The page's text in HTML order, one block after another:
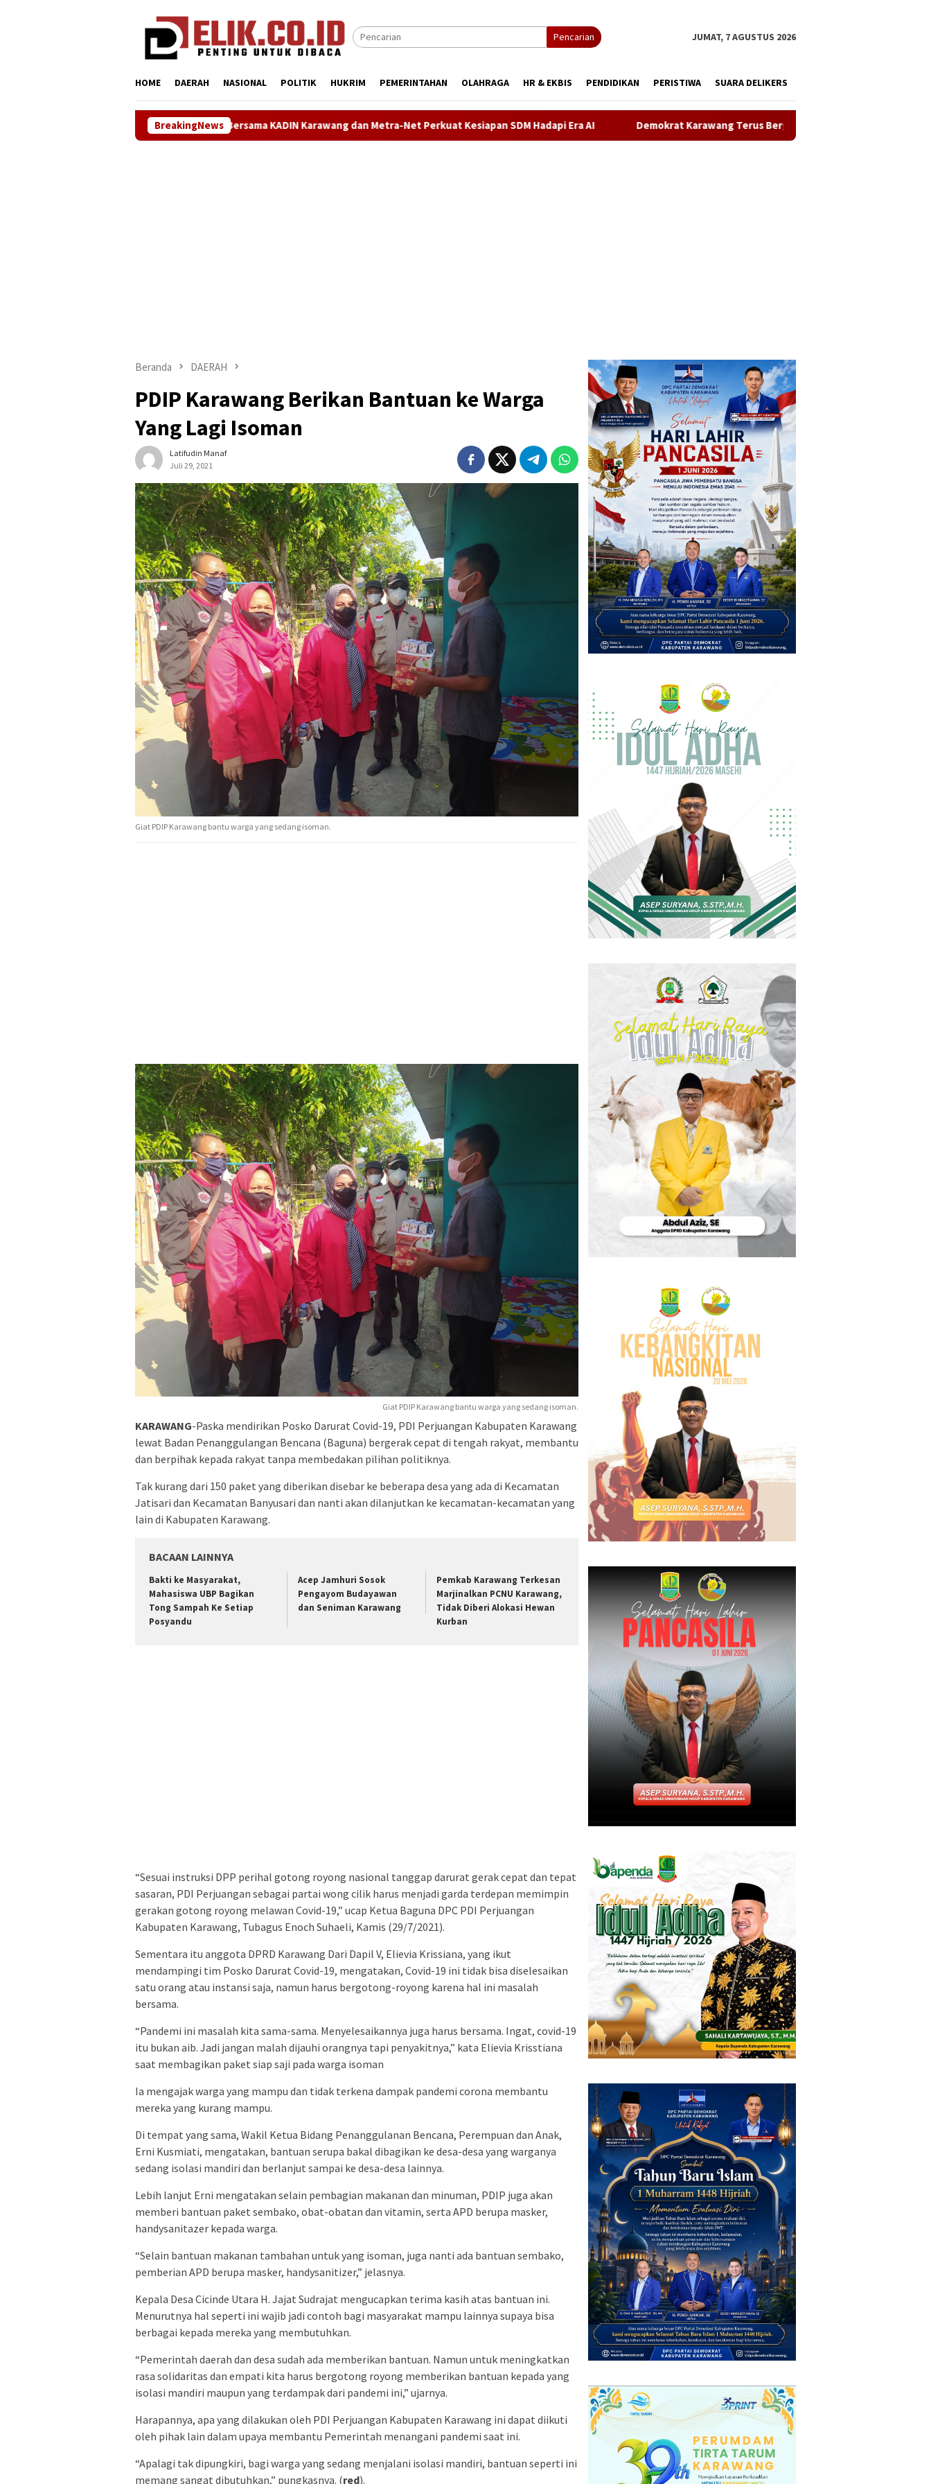
Pencarian JUMAT, 7 AGUSTUS 2026
HOME DAERAH NASIONAL POLITIK HUKRIM PEMERINTAHAN OLAHRAGA HR & EKBIS PENDIDIKAN PERISTIWA SUARA DELIKERS
BreakingNews
Sinergi ASOKA Bersama KADIN Karawang dan Metra-Net Perkuat Kesiapan SDM Hadapi Era AI Demokrat Karawang Terus Bergerak Bersihkan Lingkungan, Wujudkan Langit Biru dan
Beranda DAERAH
PDIP Karawang Berikan Bantuan ke Warga
Yang Lagi Isoman
Latifudin Manaf
Juli 29, 2021
Giat PDIP Karawang bantu warga yang sedang isoman.
Giat PDIP Karawang bantu warga yang sedang isoman.
KARAWANG-Paska mendirikan Posko Darurat Covid-19, PDI Perjuangan Kabupaten Karawang
lewat Badan Penanggulangan Bencana (Baguna) bergerak cepat di tengah rakyat, membantu
dan berpihak kepada rakyat tanpa membedakan pilihan politiknya.
Tak kurang dari 150 paket yang diberikan disebar ke beberapa desa yang ada di Kecamatan
Jatisari dan Kecamatan Banyusari dan nanti akan dilanjutkan ke kecamatan-kecamatan yang
lain di Kabupaten Karawang.
BACAAN LAINNYA
Bakti ke Masyarakat,
Mahasiswa UBP Bagikan
Tong Sampah Ke Setiap
Posyandu
Acep Jamhuri Sosok
Pengayom Budayawan
dan Seniman Karawang
Pemkab Karawang Terkesan
Marjinalkan PCNU Karawang,
Tidak Diberi Alokasi Hewan
Kurban
“Sesuai instruksi DPP perihal gotong royong nasional tanggap darurat gerak cepat dan tepat
sasaran, PDI Perjuangan sebagai partai wong cilik harus menjadi garda terdepan memimpin
gerakan gotong royong melawan Covid-19,” ucap Ketua Baguna DPC PDI Perjuangan
Kabupaten Karawang, Tubagus Enoch Suhaeli, Kamis (29/7/2021).
Sementara itu anggota DPRD Karawang Dari Dapil V, Elievia Krissiana, yang ikut
mendampingi tim Posko Darurat Covid-19, mengatakan, Covid-19 ini tidak bisa diselesaikan
satu orang atau instansi saja, namun harus bergotong-royong karena hal ini masalah
bersama.
“Pandemi ini masalah kita sama-sama. Menyelesaikannya juga harus bersama. Ingat, covid-19
itu bukan aib. Jadi jangan malah dijauhi orangnya tapi penyakitnya,” kata Elievia Krisstiana
saat membagikan paket siap saji pada warga isoman
Ia mengajak warga yang mampu dan tidak terkena dampak pandemi corona membantu
mereka yang kurang mampu.
Di tempat yang sama, Wakil Ketua Bidang Penanggulanan Bencana, Perempuan dan Anak,
Erni Kusmiati, mengatakan, bantuan serupa bakal dibagikan ke desa-desa yang warganya
sedang isolasi mandiri dan berlanjut sampai ke desa-desa lainnya.
Lebih lanjut Erni mengatakan selain pembagian makanan dan minuman, PDIP juga akan
memberi bantuan paket sembako, obat-obatan dan vitamin, serta APD berupa masker,
handysanitazer kepada warga.
“Selain bantuan makanan tambahan untuk yang isoman, juga nanti ada bantuan sembako,
pemberian APD berupa masker, handysanitizer,” jelasnya.
Kepala Desa Cicinde Utara H. Jajat Sudrajat mengucapkan terima kasih atas bantuan ini.
Menurutnya hal seperti ini wajib jadi contoh bagi masyarakat mampu lainnya supaya bisa
berbagai kepada mereka yang membutuhkan.
“Pemerintah daerah dan desa sudah ada memberikan bantuan. Namun untuk meningkatkan
rasa solidaritas dan empati kita harus bergotong royong memberikan bantuan kepada yang
isolasi mandiri maupun yang terdampak dari pandemi ini,” ujarnya.
Harapannya, apa yang dilakukan oleh PDI Perjuangan Kabupaten Karawang ini dapat diikuti
oleh pihak lain dalam upaya membantu Pemerintah menangani pandemi saat ini.
“Apalagi tak dipungkiri, bagi warga yang sedang menjalani isolasi mandiri, bantuan seperti ini
memang sangat dibutuhkan,” pungkasnya. (red).